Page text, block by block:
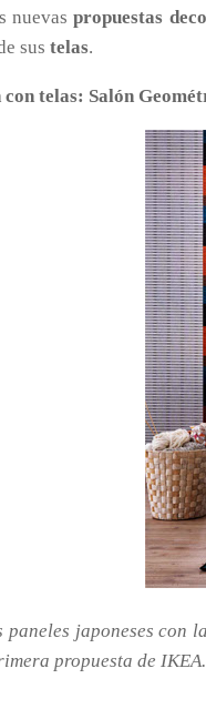
nuevaspropuestas
sus telas.
telas: Salón
japoneses con
propuesta de IKEA.